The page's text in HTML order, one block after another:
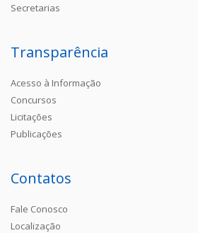
Secretarias
Transparência
Acesso à Informação
Concursos
Licitações
Publicações
Contatos
Fale Conosco
Localização